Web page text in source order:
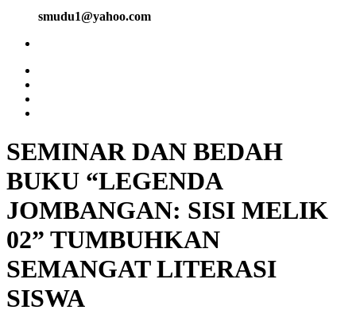
smudu1@yahoo.com
SEMINAR DAN BEDAH
BUKU “LEGENDA
JOMBANGAN: SISI MELIK
02” TUMBUHKAN
SEMANGAT LITERASI
SISWA